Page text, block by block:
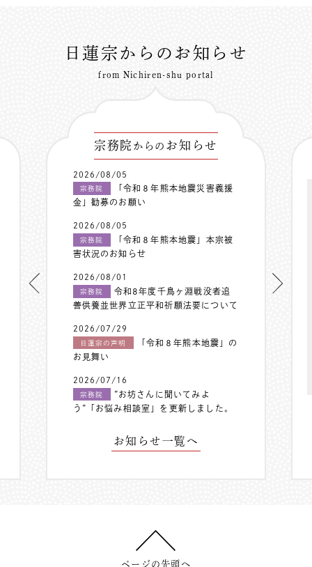
日蓮宗からのお知らせ
from Nichiren-shu portal
宗務院 からの お知らせ
2026/08/05
宗務院
「令和８年熊本地震災害義援
金」勧募のお願い
2026/08/05
宗務院
「令和８年熊本地震」本宗被
害状況のお知らせ
2026/08/01
宗務院
令和8年度千鳥ヶ淵戦没者追
善供養並世界立正平和祈願法要について
2026/07/29
日蓮宗の声明
「令和８年熊本地震」の
お見舞い
2026/07/16
宗務院
”お坊さんに聞いてみよ
う”「お悩み相談室」を更新しました。
お知らせ一覧へ
ページの先頭へ